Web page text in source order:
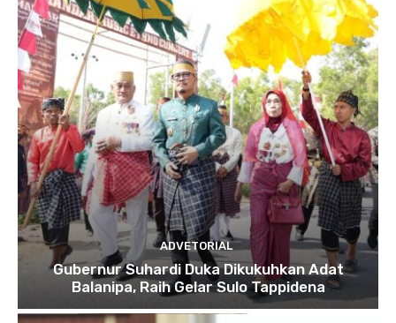
ADVETORIAL
Gubernur Suhardi Duka Dikukuhkan Adat
Balanipa, Raih Gelar Sulo Tappidena